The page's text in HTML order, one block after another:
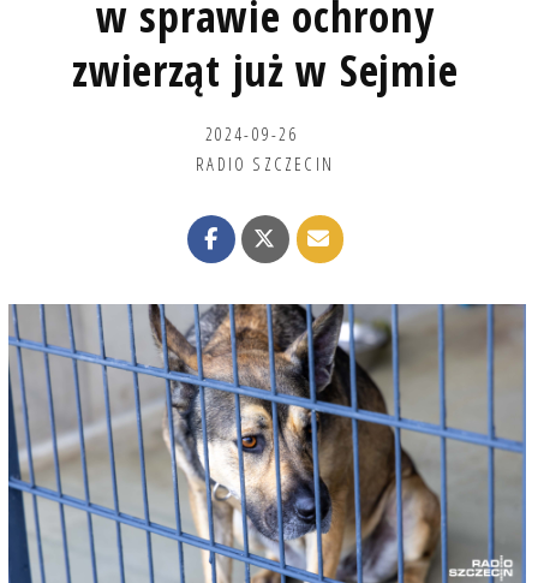
w sprawie ochrony
zwierząt już w Sejmie
2024-09-26
RADIO SZCZECIN